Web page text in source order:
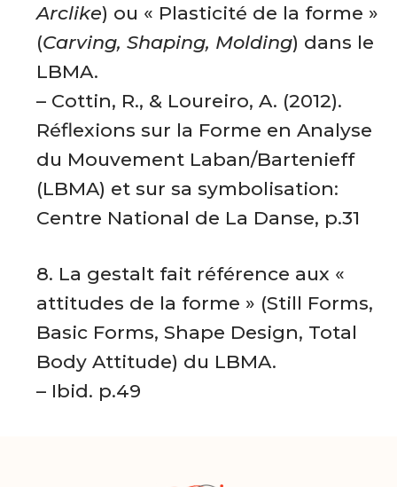
Arclike) ou « Plasticité de la forme »
(Carving, Shaping, Molding) dans le
LBMA.
– Cottin, R., & Loureiro, A. (2012).
Réflexions sur la Forme en Analyse
du Mouvement Laban/Bartenieff
(LBMA) et sur sa symbolisation:
Centre National de La Danse, p.31
8. La gestalt fait référence aux «
attitudes de la forme » (Still Forms,
Basic Forms, Shape Design, Total
Body Attitude) du LBMA.
– Ibid. p.49